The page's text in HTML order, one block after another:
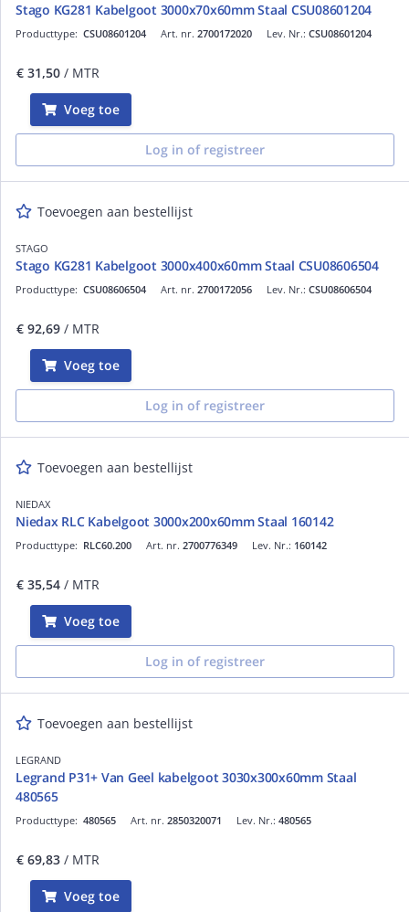
Stago KG281 Kabelgoot 3000x70x60mm Staal CSU08601204
Art. nr. 2700172020
Producttype: CSU08601204 Lev. Nr.: CSU08601204
€ 31,50 / MTR
Voeg toe
Log in of registreer
Toevoegen aan bestellijst
STAGO
Stago KG281 Kabelgoot 3000x400x60mm Staal CSU08606504
Art. nr. 2700172056
Producttype: CSU08606504 Lev. Nr.: CSU08606504
€ 92,69 / MTR
Voeg toe
Log in of registreer
Toevoegen aan bestellijst
NIEDAX
Niedax RLC Kabelgoot 3000x200x60mm Staal 160142
Art. nr. 2700776349
Producttype: RLC60.200 Lev. Nr.: 160142
€ 35,54 / MTR
Voeg toe
Log in of registreer
Toevoegen aan bestellijst
LEGRAND
Legrand P31+ Van Geel kabelgoot 3030x300x60mm Staal
480565
Art. nr. 2850320071
Producttype: 480565 Lev. Nr.: 480565
€ 69,83 / MTR
Voeg toe